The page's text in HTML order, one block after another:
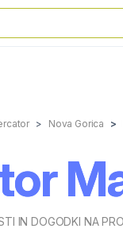
Nova Gorica
IN DOGODKI NA